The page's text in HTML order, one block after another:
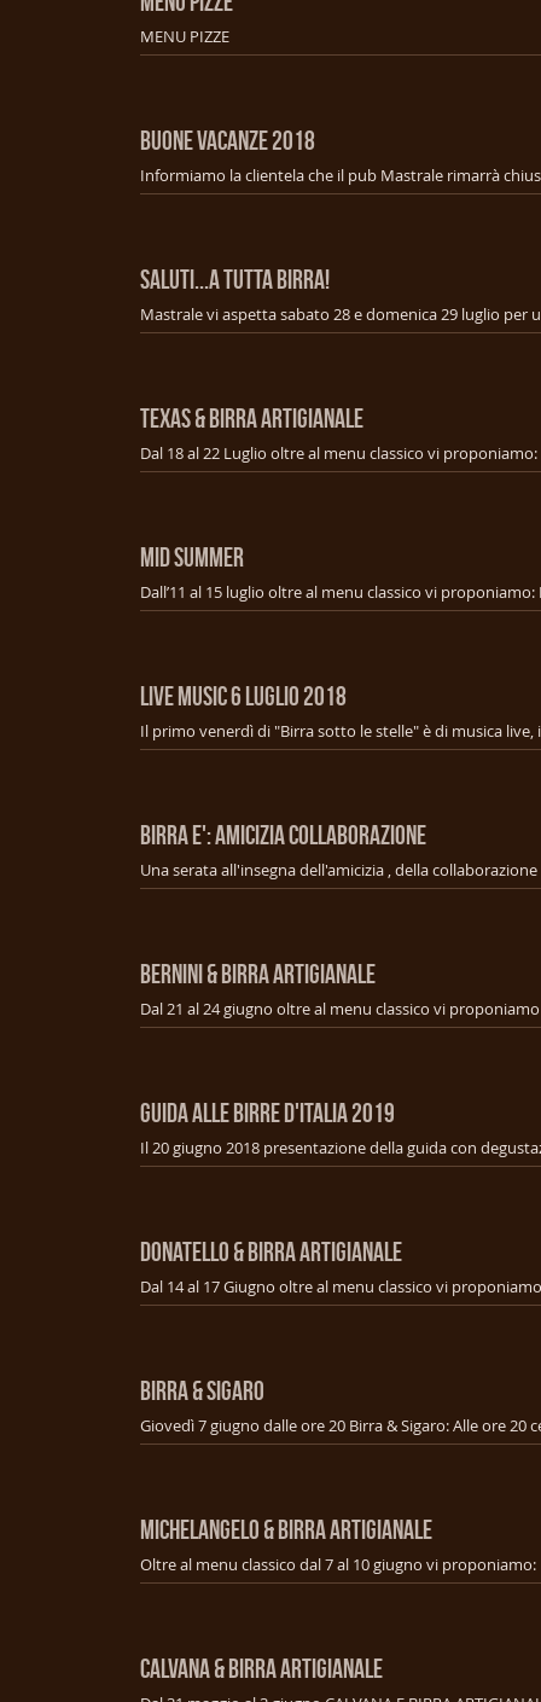
MENU PIZZE
BUONE VACANZE 2018
SALUTI...A TUTTA BIRRA!
TEXAS & BIRRA ARTIGIANALE
MID SUMMER
LIVE MUSIC 6 Luglio 2018
BIRRA E': AMICIZIA COLLABORAZIONE
BERNINI & BIRRA ARTIGIANALE
GUIDA ALLE BIRRE D'ITALIA 2019
Il 20 giugno 2018 presentazione della guida con
DONATELLO & BIRRA ARTIGIANALE
BIRRA & SIGARO
MICHELANGELO & BIRRA ARTIGIANALE
CALVANA & BIRRA ARTIGIANALE